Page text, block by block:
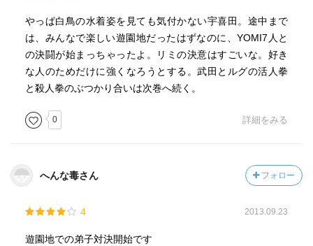
やっぱ白鳥の水着姿を見ても気付かない宇喜田。途中まで
は、みんなで楽しい遊園地だったはずなのに、YOMI7人と
の決闘が始まっちゃったよ。リミの決意はすごいな。好き
な人のためだけに強くなろうとする。武田とルグの活人拳
と殺人拳のぶつかり合いは次巻へ続く。
0 詳細をみる
へんな毒さん フォロー
4 2013.09.23
遊園地での弟子対決開始です